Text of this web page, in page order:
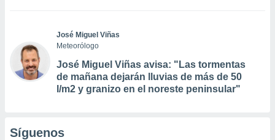
José Miguel Viñas
Meteorólogo
José Miguel Viñas avisa: "Las tormentas
de mañana dejarán lluvias de más de 50
l/m2 y granizo en el noreste peninsular"
Síguenos